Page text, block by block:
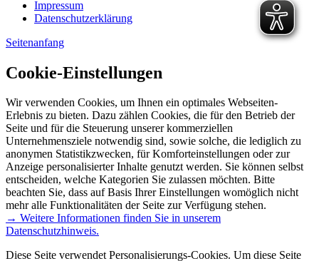
Impressum
Datenschutzerklärung
Seitenanfang
Cookie-Einstellungen
Wir verwenden Cookies, um Ihnen ein optimales Webseiten-
Erlebnis zu bieten. Dazu zählen Cookies, die für den Betrieb der
Seite und für die Steuerung unserer kommerziellen
Unternehmensziele notwendig sind, sowie solche, die lediglich zu
anonymen Statistikzwecken, für Komforteinstellungen oder zur
Anzeige personalisierter Inhalte genutzt werden. Sie können selbst
entscheiden, welche Kategorien Sie zulassen möchten. Bitte
beachten Sie, dass auf Basis Ihrer Einstellungen womöglich nicht
mehr alle Funktionalitäten der Seite zur Verfügung stehen.
→ Weitere Informationen finden Sie in unserem
Datenschutzhinweis.
Diese Seite verwendet Personalisierungs-Cookies. Um diese Seite